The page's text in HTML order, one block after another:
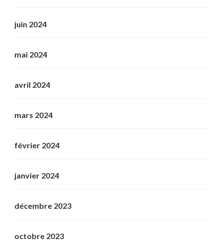
juin 2024
mai 2024
avril 2024
mars 2024
février 2024
janvier 2024
décembre 2023
octobre 2023